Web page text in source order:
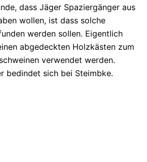
dass Jäger Spaziergänger aus
wollen, ist dass solche
werden sollen. Eigentlich
abgedeckten Holzkästen zum
verwendet werden.
bedindet sich bei Steimbke.